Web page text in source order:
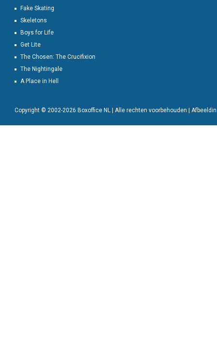
Fake Skating
Skeletons
Boys for Life
Get Lite
The Chosen: The Crucifixion
The Nightingale
A Place in Hell
Copyright © 2002-2026 Boxoffice NL | Alle rechten voorbehouden |